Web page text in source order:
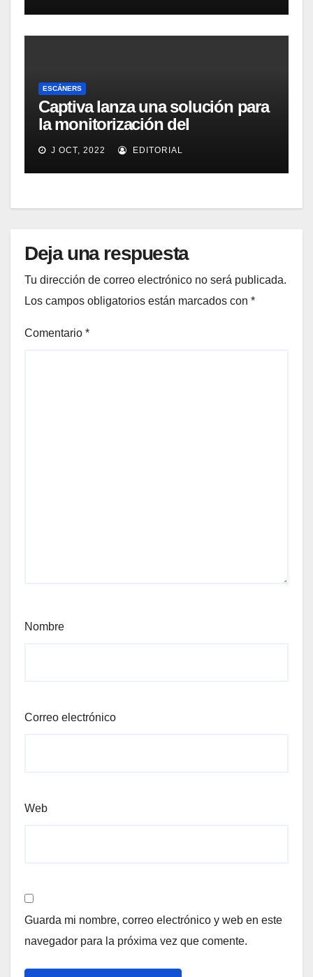
ESCÁNERS
Captiva lanza una solución para
la monitorización del
rendimiento de sistemas de
captura y ECM
J OCT, 2022 EDITORIAL
Deja una respuesta
Tu dirección de correo electrónico no será publicada.
Los campos obligatorios están marcados con *
Comentario *
Nombre
Correo electrónico
Web
Guarda mi nombre, correo electrónico y web en este
navegador para la próxima vez que comente.